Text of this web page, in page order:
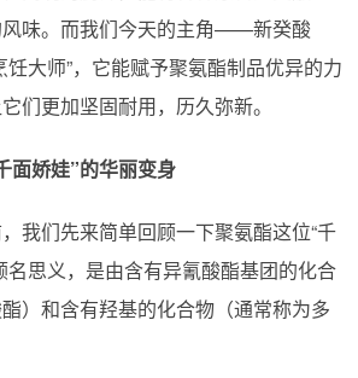
味。而我们今天的主角——新癸酸
饪大师”，它能赋予聚氨酯制品优异的力
们更加坚固耐用，历久弥新。
面娇娃”的华丽变身
我们先来简单回顾一下聚氨酯这位“千
名思义，是由含有异氰酸酯基团的化合
）和含有羟基的化合物（通常称为多